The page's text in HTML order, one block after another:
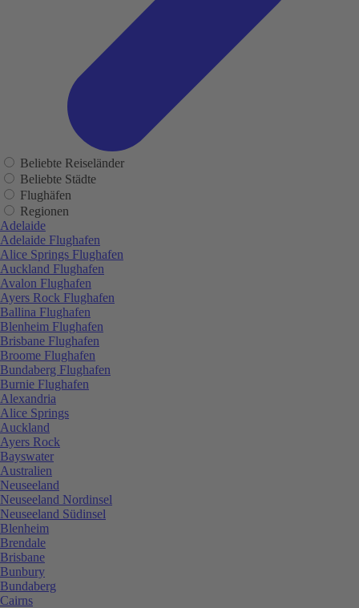
Beliebte Reiseländer
Beliebte Städte
Flughäfen
Regionen
Adelaide
Adelaide Flughafen
Alice Springs Flughafen
Auckland Flughafen
Avalon Flughafen
Ayers Rock Flughafen
Ballina Flughafen
Blenheim Flughafen
Brisbane Flughafen
Broome Flughafen
Bundaberg Flughafen
Burnie Flughafen
Alexandria
Alice Springs
Auckland
Ayers Rock
Bayswater
Australien
Neuseeland
Neuseeland Nordinsel
Neuseeland Südinsel
Blenheim
Brendale
Brisbane
Bunbury
Bundaberg
Cairns